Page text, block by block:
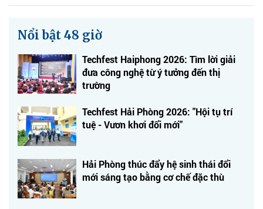
Nổi bật 48 giờ
Techfest Haiphong 2026: Tìm lời giải
đưa công nghệ từ ý tưởng đến thị
trường
Techfest Hải Phòng 2026: "Hội tụ trí
tuệ - Vươn khơi đổi mới"
Hải Phòng thúc đẩy hệ sinh thái đổi
mới sáng tạo bằng cơ chế đặc thù